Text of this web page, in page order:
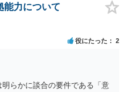
能力について
役にたった 2
らかに談合の要件である「意